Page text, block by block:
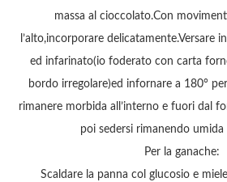
massa al cioccolato.Con
l’alto,incorporare delicatamente.Versare
ed infarinato(io foderato con carta
bordo irregolare)ed infornare a 180°
rimanere morbida all’interno e fuori dal
poi sedersi rimanendo
Per la ganache:
Scaldare la panna col glucosio e